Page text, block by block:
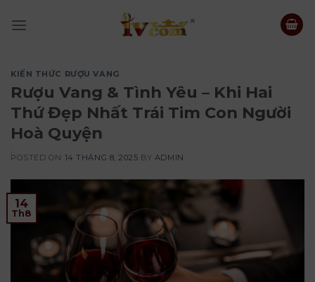
KIẾN THỨC RƯỢU VANG
Rượu Vang & Tình Yêu – Khi Hai
Thứ Đẹp Nhất Trái Tim Con Người
Hoà Quyện
POSTED ON 14 THÁNG 8, 2025 BY ADMIN
14
Th8